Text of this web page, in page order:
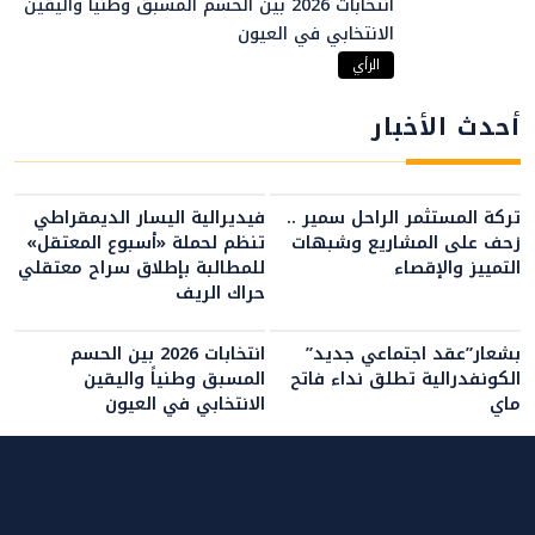
الانتخابي في العيون
الرأي
أحدث الأخبار
تركة المستثمر الراحل سمير ..
زحف على المشاريع وشبهات
التمييز والإقصاء
فيديرالية اليسار الديمقراطي
تنظم لحملة «أسبوع المعتقل»
للمطالبة بإطلاق سراح معتقلي
حراك الريف
بشعار”عقد اجتماعي جديد”
الكونفدرالية تطلق نداء فاتح
ماي
انتخابات 2026 بين الحسم
المسبق وطنياً واليقين
الانتخابي في العيون